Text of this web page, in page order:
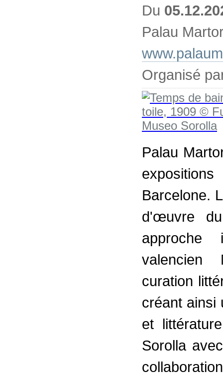
Du
Palau
Organisé
Palau
Barcelone.
d'œuvre
approche
valencien
curation
créant ainsi
et
Sorolla